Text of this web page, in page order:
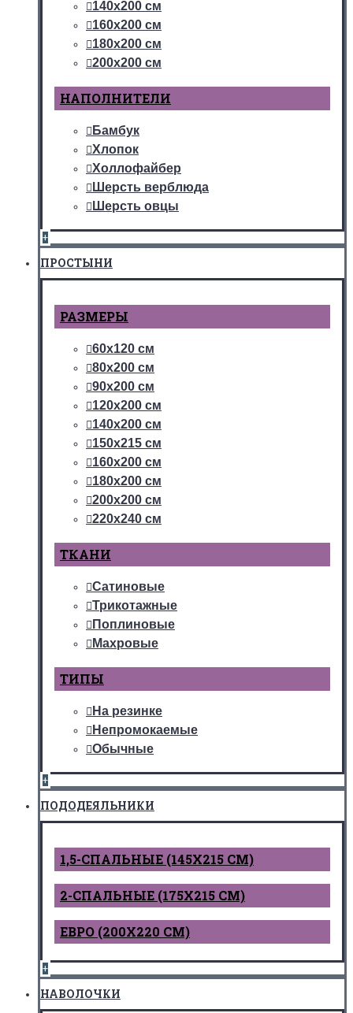
140х200 см
160х200 см
180х200 см
200х200 см
НАПОЛНИТЕЛИ
Бамбук
Хлопок
Холлофайбер
Шерсть верблюда
Шерсть овцы
+
ПРОСТЫНИ
РАЗМЕРЫ
60х120 см
80х200 см
90х200 см
120х200 см
140х200 см
150х215 см
160х200 см
180х200 см
200х200 см
220х240 см
ТКАНИ
Сатиновые
Трикотажные
Поплиновые
Махровые
ТИПЫ
На резинке
Непромокаемые
Обычные
+
ПОДОДЕЯЛЬНИКИ
1,5-СПАЛЬНЫЕ (145Х215 СМ)
2-СПАЛЬНЫЕ (175Х215 СМ)
ЕВРО (200Х220 СМ)
+
НАВОЛОЧКИ